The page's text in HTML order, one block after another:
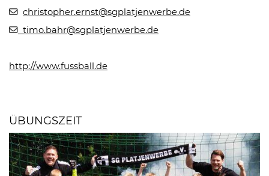
christopher.ernst@sgplatjenwerbe.de
timo.bahr@sgplatjenwerbe.de
http://www.fussball.de
ÜBUNGSZEIT